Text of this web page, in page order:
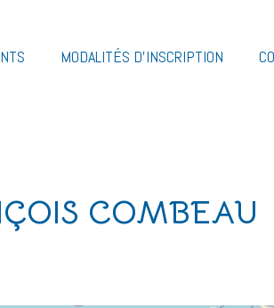
MODALITÉS D’INSCRIPTION
COMBEAU